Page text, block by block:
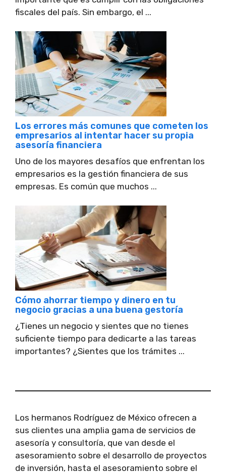
fiscales del país. Sin embargo, el ...
Los errores más comunes que cometen los
empresarios al intentar hacer su propia
asesoría financiera
Uno de los mayores desafíos que enfrentan los
empresarios es la gestión financiera de sus
empresas. Es común que muchos ...
Cómo ahorrar tiempo y dinero en tu
negocio gracias a una buena gestoría
¿Tienes un negocio y sientes que no tienes
suficiente tiempo para dedicarte a las tareas
importantes? ¿Sientes que los trámites ...
Los hermanos Rodríguez de México ofrecen a
sus clientes una amplia gama de servicios de
asesoría y consultoría, que van desde el
asesoramiento sobre el desarrollo de proyectos
de inversión, hasta el asesoramiento sobre el